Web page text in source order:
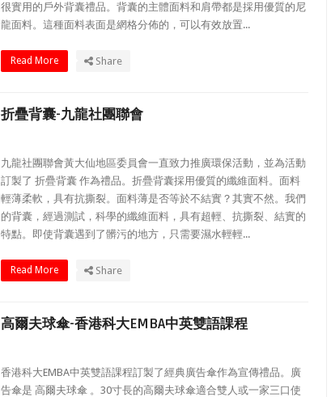
很實用的戶外背囊禮品。背囊的主體面料和肩帶都是採用優質的尼
龍面料。這種面料表面是網格分佈的，可以有效放置...
Read More Share
折疊背囊-九龍社團聯會
九龍社團聯會黃大仙地區委員會一直致力推廣環保活動，並為活動
訂製了 折疊背囊 作為禮品。折疊背囊採用優質的纖維面料。面料
輕薄柔軟，具有抗撕裂。面料薄是否等於不結實？其實不然。我們
的背囊，經過測試，科學的纖維面料，具有超輕、抗撕裂、結實的
特點。即使背囊遇到了髒污的地方，只需要濕水輕輕...
Read More Share
高爾夫球傘-香港科大EMBA中英雙語課程
香港科大EMBA中英雙語課程訂製了經典廣告傘作為宣傳禮品。廣
告傘是 高爾夫球傘 。30寸長的高爾夫球傘適合雙人或一家三口使